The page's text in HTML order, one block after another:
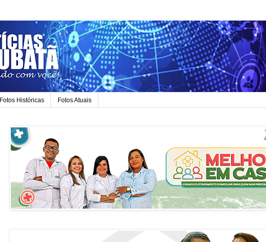
Fotos Históricas Fotos Atuais